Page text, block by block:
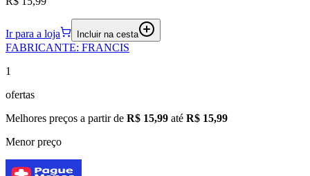
Ir para a loja Incluir na cesta
FABRICANTE: FRANCIS
1
ofertas
Melhores preços a partir de R$ 15,99 até R$ 15,99
Menor preço